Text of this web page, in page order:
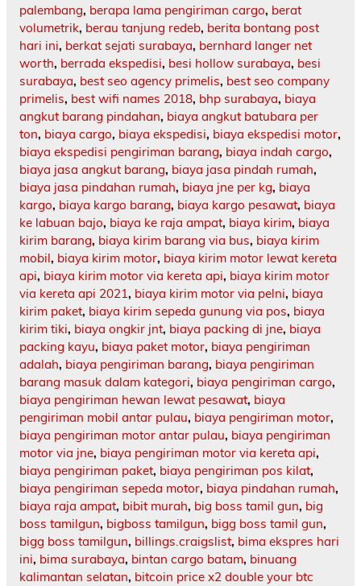
palembang, berapa lama pengiriman cargo, berat
volumetrik, berau tanjung redeb, berita bontang post
hari ini, berkat sejati surabaya, bernhard langer net
worth, berrada ekspedisi, besi hollow surabaya, besi
surabaya, best seo agency primelis, best seo company
primelis, best wifi names 2018, bhp surabaya, biaya
angkut barang pindahan, biaya angkut batubara per
ton, biaya cargo, biaya ekspedisi, biaya ekspedisi motor,
biaya ekspedisi pengiriman barang, biaya indah cargo,
biaya jasa angkut barang, biaya jasa pindah rumah,
biaya jasa pindahan rumah, biaya jne per kg, biaya
kargo, biaya kargo barang, biaya kargo pesawat, biaya
ke labuan bajo, biaya ke raja ampat, biaya kirim, biaya
kirim barang, biaya kirim barang via bus, biaya kirim
mobil, biaya kirim motor, biaya kirim motor lewat kereta
api, biaya kirim motor via kereta api, biaya kirim motor
via kereta api 2021, biaya kirim motor via pelni, biaya
kirim paket, biaya kirim sepeda gunung via pos, biaya
kirim tiki, biaya ongkir jnt, biaya packing di jne, biaya
packing kayu, biaya paket motor, biaya pengiriman
adalah, biaya pengiriman barang, biaya pengiriman
barang masuk dalam kategori, biaya pengiriman cargo,
biaya pengiriman hewan lewat pesawat, biaya
pengiriman mobil antar pulau, biaya pengiriman motor,
biaya pengiriman motor antar pulau, biaya pengiriman
motor via jne, biaya pengiriman motor via kereta api,
biaya pengiriman paket, biaya pengiriman pos kilat,
biaya pengiriman sepeda motor, biaya pindahan rumah,
biaya raja ampat, bibit murah, big boss tamil gun, big
boss tamilgun, bigboss tamilgun, bigg boss tamil gun,
bigg boss tamilgun, billings.craigslist, bima ekspres hari
ini, bima surabaya, bintan cargo batam, binuang
kalimantan selatan, bitcoin price x2 double your btc